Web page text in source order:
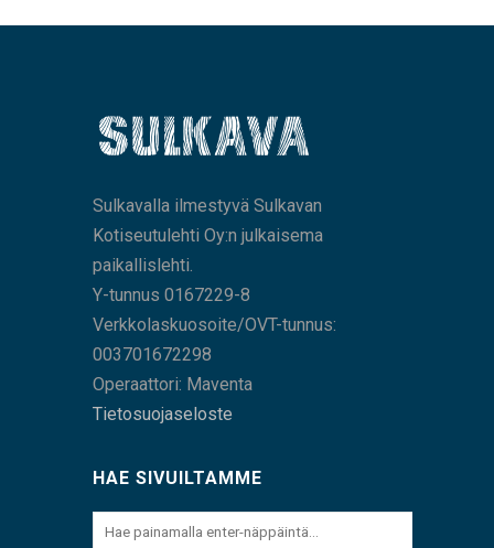
Sulkavalla ilmestyvä Sulkavan
Kotiseutulehti Oy:n julkaisema
paikallislehti.
Y-tunnus 0167229-8
Verkkolaskuosoite/OVT-tunnus:
003701672298
Operaattori: Maventa
Tietosuojaseloste
HAE SIVUILTAMME